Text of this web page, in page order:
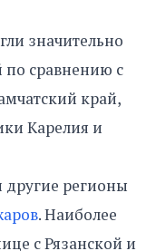
значительно
по сравнению с
край,
Карелия и
регионы
. Наиболее
с Рязанской и